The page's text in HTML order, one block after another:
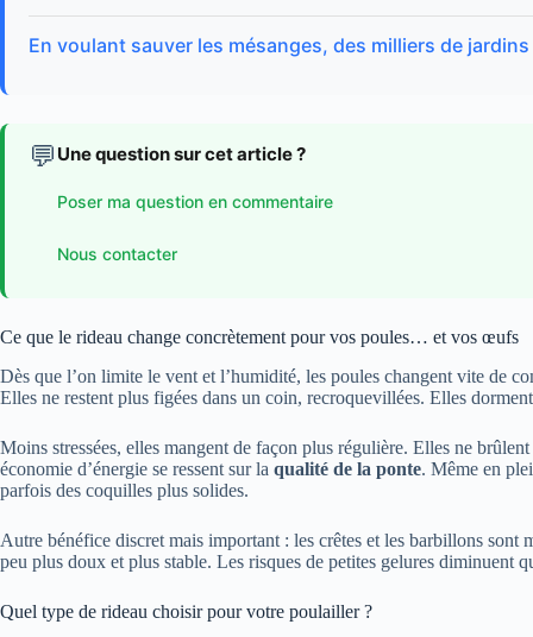
En voulant sauver les mésanges, des milliers de
💬 Une question sur cet article ?
Poser ma question en commentaire
Nous contacter
Ce que le rideau change concrètement pour vos poules… et vos œufs
Dès que l’on limite le vent et l’humidité, les poules changent vite de
Elles ne restent plus figées dans un coin, recroquevillées. Elles
Moins stressées, elles mangent de façon plus régulière. Elles ne
économie d’énergie se ressent sur la qualité de la ponte. Même en
parfois des coquilles plus solides.
Autre bénéfice discret mais important : les crêtes et les barbillons
peu plus doux et plus stable. Les risques de petites gelures diminuent
Quel type de rideau choisir pour votre poulailler ?